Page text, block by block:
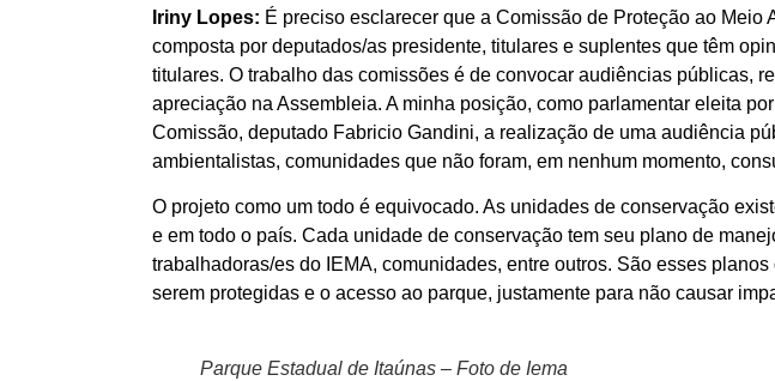
Iriny Lopes: É preciso esclarecer que a Comissão de Proteção ao
composta por deputados/as presidente, titulares e suplentes que têm
titulares. O trabalho das comissões é de convocar audiências públicas,
apreciação na Assembleia. A minha posição, como parlamentar eleita
Comissão, deputado Fabricio Gandini, a realização de uma audiência
ambientalistas, comunidades que não foram, em nenhum momento,
O projeto como um todo é equivocado. As unidades de conservação
e em todo o país. Cada unidade de conservação tem seu plano de
trabalhadoras/es do IEMA, comunidades, entre outros. São esses
serem protegidas e o acesso ao parque, justamente para não causar
Parque Estadual de Itaúnas – Foto de Iema